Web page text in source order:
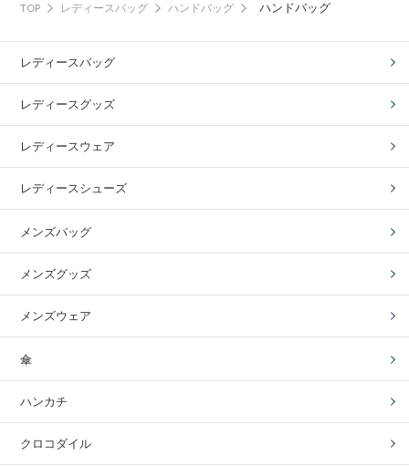
TOP レディースバッグ ハンドバッグ ハンドバッグ
レディースバッグ
レディースグッズ
レディースウェア
レディースシューズ
メンズバッグ
メンズグッズ
メンズウェア
傘
ハンカチ
クロコダイル